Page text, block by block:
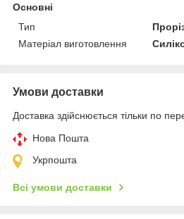
Основні
Тип
Матеріал виготовлення
Умови доставки
Доставка здійснюється тільки по
Нова Пошта
Укрпошта
Всі умови доставки